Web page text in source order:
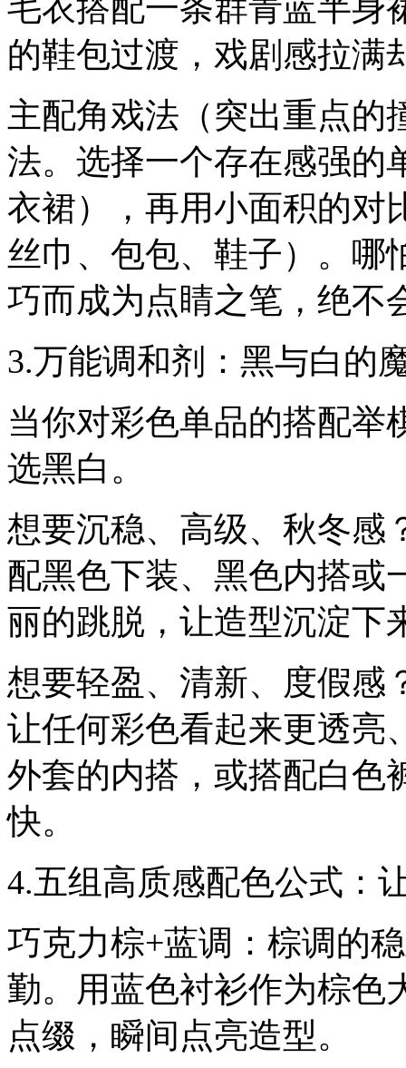
毛衣搭配一条群青蓝半身
的鞋包过渡，戏剧感拉满
主配角戏法（突出重点的
法。选择一个存在感强的
衣裙），再用小面积的对
丝巾、包包、鞋子）。哪
巧而成为点睛之笔，绝不
3.万能调和剂：黑与白的
当你对彩色单品的搭配举
选黑白。
想要沉稳、高级、秋冬感
配黑色下装、黑色内搭或
丽的跳脱，让造型沉淀下
想要轻盈、清新、度假感
让任何彩色看起来更透亮
外套的内搭，或搭配白色
快。
4.五组高质感配色公式：
巧克力棕+蓝调：棕调的
勤。用蓝色衬衫作为棕色
点缀，瞬间点亮造型。